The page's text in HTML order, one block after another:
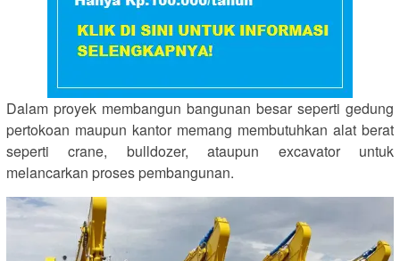
Dalam proyek membangun bangunan besar seperti gedung
pertokoan maupun kantor memang membutuhkan alat berat
seperti crane, bulldozer, ataupun excavator untuk
melancarkan proses pembangunan.